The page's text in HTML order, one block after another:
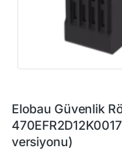
Elobau Güvenlik
versiyonu)